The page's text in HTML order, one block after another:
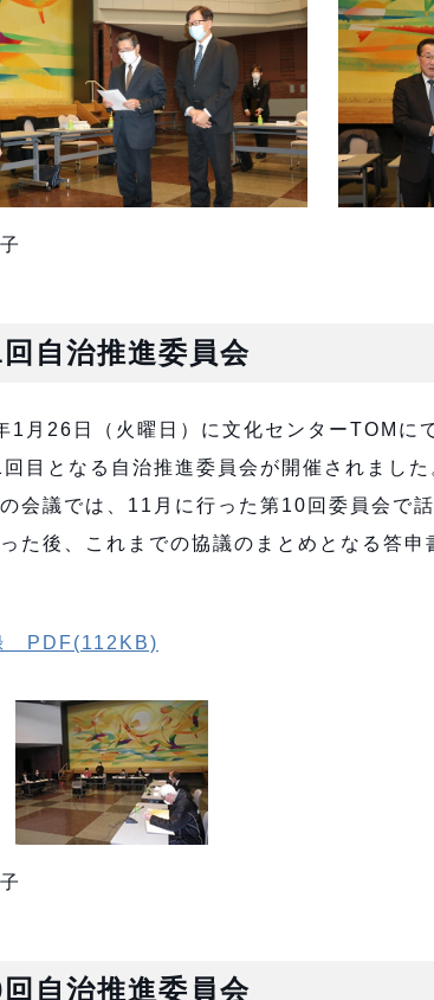
自治推進委員会
月26日（火曜日）に文化センターTOMに
目となる自治推進委員会が開催されました
会議では、11月に行った第10回委員会で
た後、これまでの協議のまとめとなる答申
PDF(112KB)
自治推進委員会